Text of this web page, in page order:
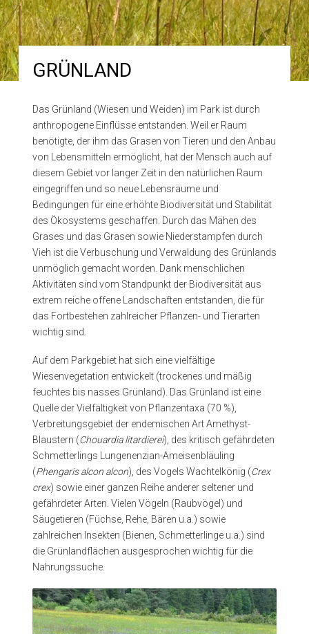
GRÜNLAND
Das Grünland (Wiesen und Weiden) im Park ist durch
anthropogene Einflüsse entstanden. Weil er Raum
benötigte, der ihm das Grasen von Tieren und den Anbau
von Lebensmitteln ermöglicht, hat der Mensch auch auf
diesem Gebiet vor langer Zeit in den natürlichen Raum
eingegriffen und so neue Lebensräume und
Bedingungen für eine erhöhte Biodiversität und Stabilität
des Ökosystems geschaffen. Durch das Mähen des
Grases und das Grasen sowie Niederstampfen durch
Vieh ist die Verbuschung und Verwaldung des Grünlands
unmöglich gemacht worden. Dank menschlichen
Aktivitäten sind vom Standpunkt der Biodiversität aus
extrem reiche offene Landschaften entstanden, die für
das Fortbestehen zahlreicher Pflanzen- und Tierarten
wichtig sind.
Auf dem Parkgebiet hat sich eine vielfältige
Wiesenvegetation entwickelt (trockenes und mäßig
feuchtes bis nasses Grünland). Das Grünland ist eine
Quelle der Vielfältigkeit von Pflanzentaxa (70 %),
Verbreitungsgebiet der endemischen Art Amethyst-
Blaustern (Chouardia litardierei), des kritisch gefährdeten
Schmetterlings Lungenenzian-Ameisenbläuling
(Phengaris alcon alcon), des Vogels Wachtelkönig (Crex
crex) sowie einer ganzen Reihe anderer seltener und
gefährdeter Arten. Vielen Vögeln (Raubvögel) und
Säugetieren (Füchse, Rehe, Bären u.a.) sowie
zahlreichen Insekten (Bienen, Schmetterlinge u.a.) sind
die Grünlandflächen ausgesprochen wichtig für die
Nahrungssuche.